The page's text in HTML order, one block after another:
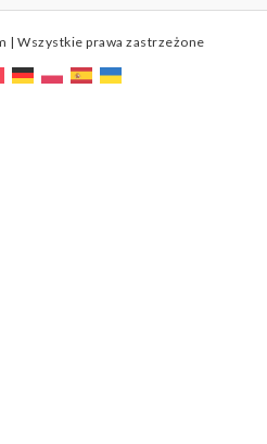
| Wszystkie prawa zastrzeżone